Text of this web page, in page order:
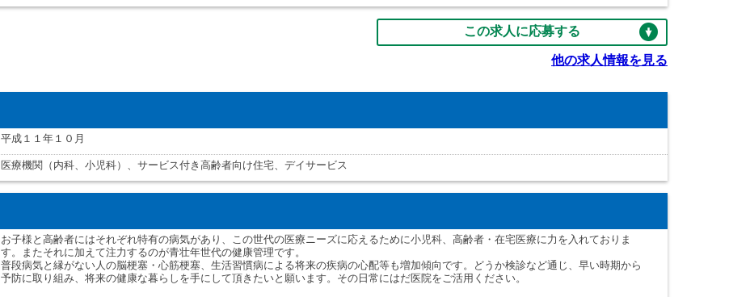
この求人に応募する
他の求人情報を見る
平成１１年１０月
医療機関（内科、小児科）、サービス付き高齢者向け住宅、デイサービス
お子様と高齢者にはそれぞれ特有の病気があり、この世代の医療ニーズに応えるために小児科、高齢者・在宅医療に力を入れておりま
す。またそれに加えて注力するのが青壮年世代の健康管理です。
普段病気と縁がない人の脳梗塞・心筋梗塞、生活習慣病による将来の疾病の心配等も増加傾向です。どうか検診など通じ、早い時期から
予防に取り組み、将来の健康な暮らしを手にして頂きたいと願います。その日常にはだ医院をご活用ください。